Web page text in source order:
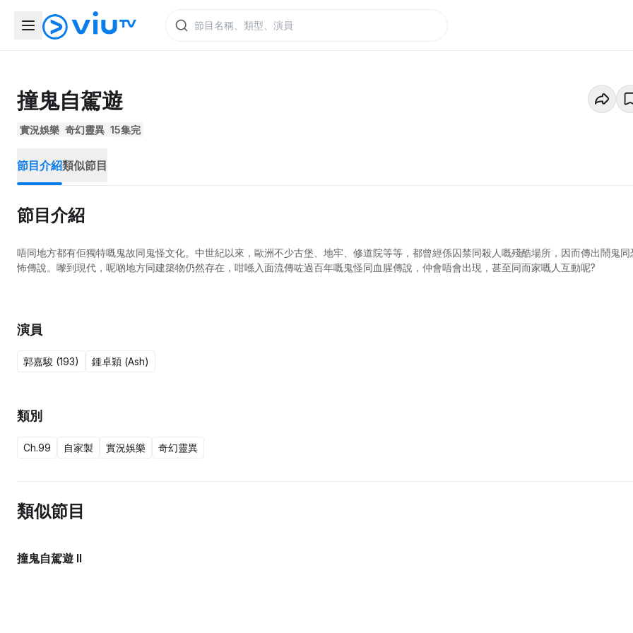
撞鬼自駕遊
實況娛樂 奇幻靈異 15集完
節目介紹類似節目
節目介紹
唔同地方都有佢獨特嘅鬼故同鬼怪文化。中世紀以來，歐洲不少古堡、地牢、修道院等等，都曾經係囚禁同殺人嘅殘酷場所，因而傳出鬧鬼同
怖傳說。嚟到現代，呢啲地方同建築物仍然存在，咁喺入面流傳咗過百年嘅鬼怪同血腥傳說，仲會唔會出現，甚至同而家嘅人互動呢?
演員
郭嘉駿 (193) 鍾卓穎 (Ash)
類別
Ch.99 自家製 實況娛樂 奇幻靈異
類似節目
撞鬼自駕遊 II